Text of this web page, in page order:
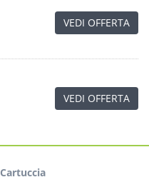
VEDI OFFERTA
VEDI OFFERTA
Cartuccia